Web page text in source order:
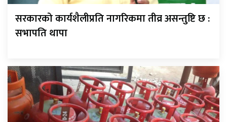
सरकारको कार्यशैलीप्रति नागरिकमा तीव्र असन्तुष्टि छ :
सभापति थापा